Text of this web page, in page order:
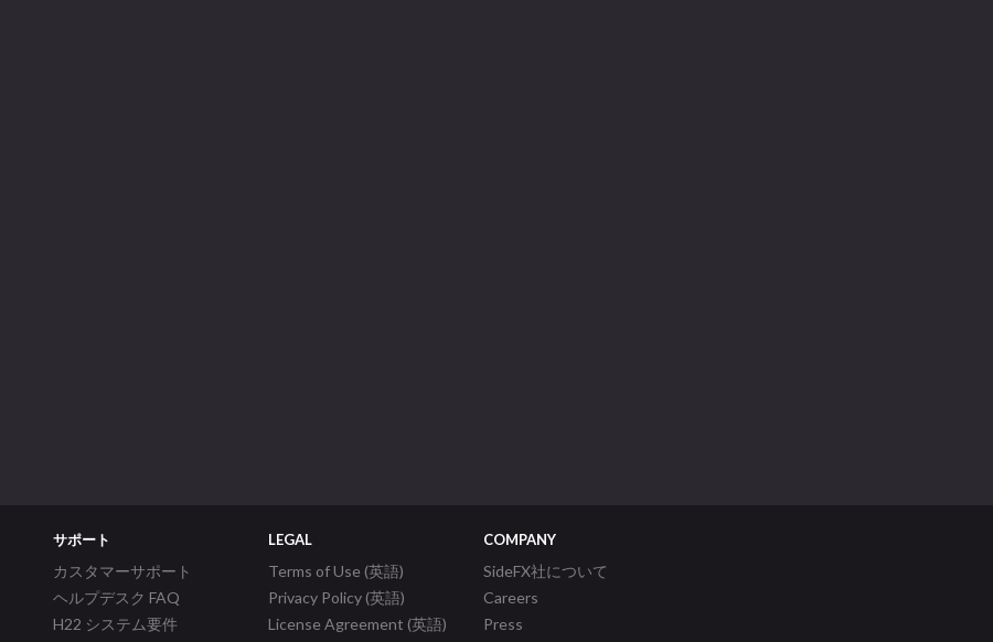
サポート
カスタマーサポート
ヘルプデスク FAQ
H22 システム要件
LEGAL
Terms of Use (英語)
Privacy Policy (英語)
License Agreement (英語)
COMPANY
SideFX社について
Careers
Press